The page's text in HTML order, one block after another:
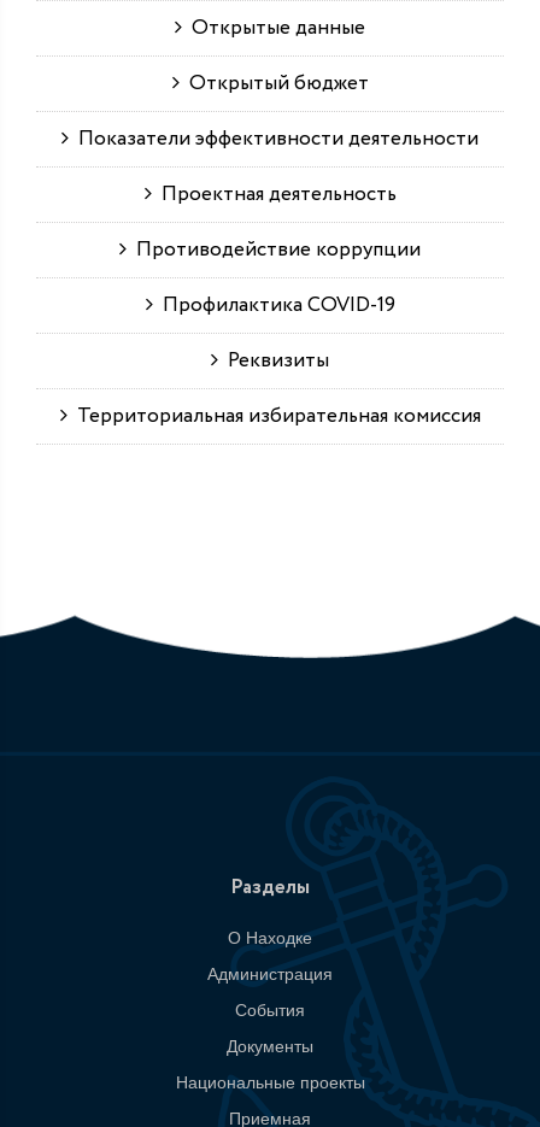
Открытые данные
Открытый бюджет
Показатели эффективности деятельности
Проектная деятельность
Противодействие коррупции
Профилактика COVID-19
Реквизиты
Территориальная избирательная комиссия
Разделы
О Находке
Администрация
События
Документы
Национальные проекты
Приемная